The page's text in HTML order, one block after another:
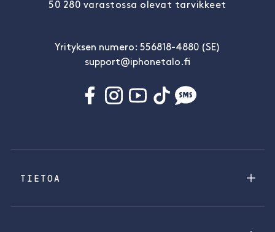
50 280 varastossa olevat tarvikkeet
Yrityksen numero: 556818-4880 (SE)
support@iphonetalo.fi
TIETOA